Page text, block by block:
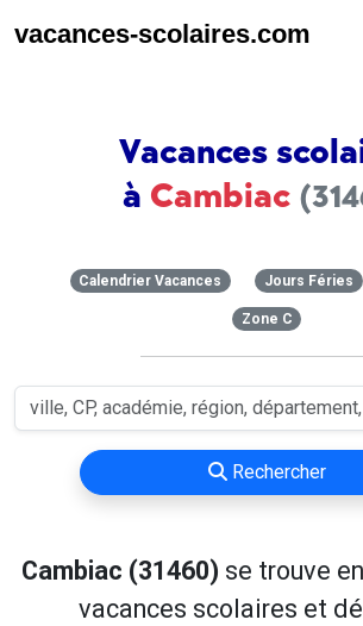
vacances-scolaires.com
Vacances
à Cambiac
Calendrier Vacances Jours Féries
Zone C
Rechercher
Cambiac (31460) se trouve en
vacances scolaires et